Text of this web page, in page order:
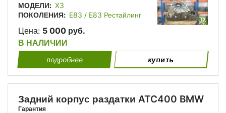
МОДЕЛИ: X3
ПОКОЛЕНИЯ: E83 / E83 Рестайлинг
Цена: 5 000 руб.
В НАЛИЧИИ
подробнее купить
Задний корпус раздатки ATC400 BMW
Гарантия